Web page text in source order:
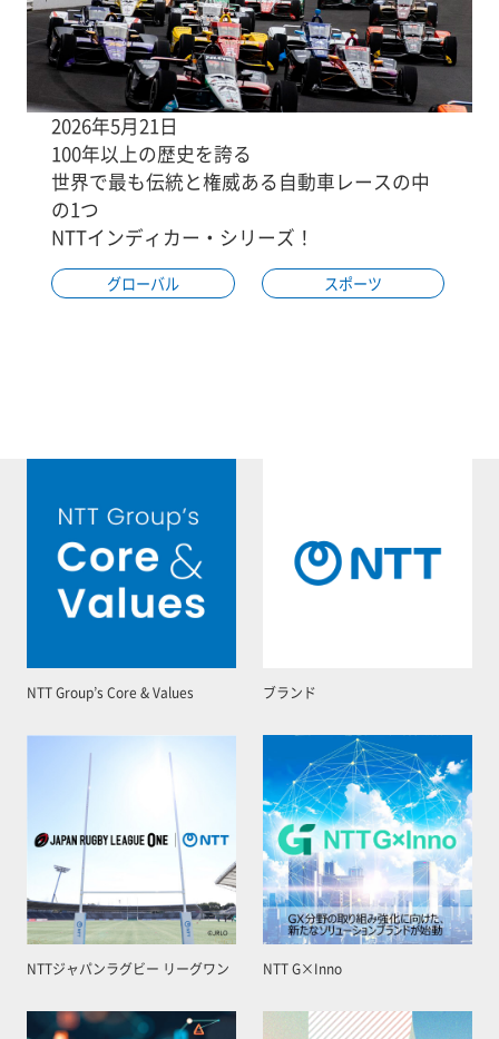
2026年5月21日
100年以上の歴史を誇る
世界で最も伝統と権威ある自動車レースの中
の1つ
NTTインディカー・シリーズ！
グローバル スポーツ
NTT Group’s Core & Values ブランド
NTTジャパンラグビー リーグワン NTT G×Inno